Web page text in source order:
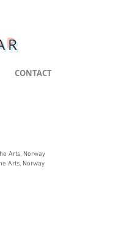
CONTACT
Arts, Norway
Arts, Norway